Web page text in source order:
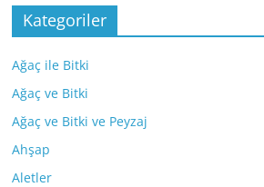
Kategoriler
Ağaç ile Bitki
Ağaç ve Bitki
Ağaç ve Bitki ve Peyzaj
Ahşap
Aletler